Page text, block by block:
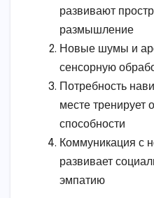
развивают
размышление
Новые шумы и
сенсорную
Потребность
месте тренирует
способности
Коммуникация с
развивает
эмпатию